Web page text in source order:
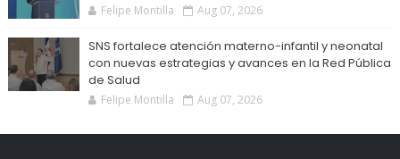
Felipe Montilla Aug 07, 2026
SNS fortalece atención materno-infantil y neonatal
con nuevas estrategias y avances en la Red Pública
de Salud
Felipe Montilla Aug 07, 2026